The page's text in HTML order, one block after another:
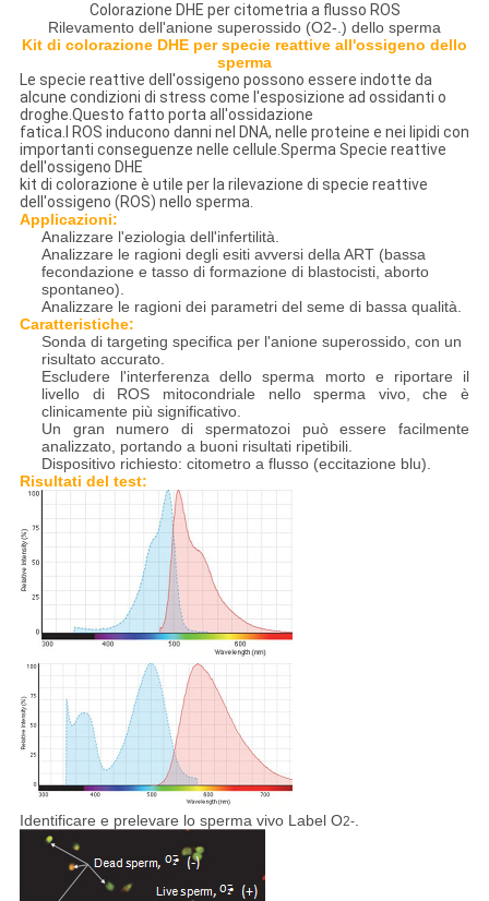
Colorazione DHE per citometria a flusso ROS
Rilevamento dell'anione superossido (O2-.) dello sperma
Kit di colorazione DHE per specie reattive all'ossigeno dello
sperma
Le specie reattive dell'ossigeno possono essere indotte da
alcune condizioni di stress come l'esposizione ad ossidanti o
droghe.Questo fatto porta all'ossidazione
fatica.I ROS inducono danni nel DNA, nelle proteine ​​e nei lipidi con
importanti conseguenze nelle cellule.Sperma Specie reattive
dell'ossigeno DHE
kit di colorazione è utile per la rilevazione di specie reattive
dell'ossigeno (ROS) nello sperma.
Applicazioni:
Analizzare l'eziologia dell'infertilità.
Analizzare le ragioni degli esiti avversi della ART (bassa
fecondazione e tasso di formazione di blastocisti, aborto
spontaneo).
Analizzare le ragioni dei parametri del seme di bassa qualità.
Caratteristiche:
Sonda di targeting specifica per l'anione superossido, con un
risultato accurato.
Escludere l'interferenza dello sperma morto e riportare il
livello di ROS mitocondriale nello sperma vivo, che è
clinicamente più significativo.
Un gran numero di spermatozoi può essere facilmente
analizzato, portando a buoni risultati ripetibili.
Dispositivo richiesto: citometro a flusso (eccitazione blu).
Risultati del test:
Identificare e prelevare lo sperma vivo Label O2-.